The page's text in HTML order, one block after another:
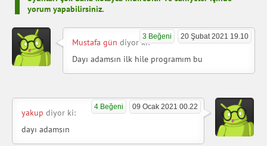
yorum yapabilirsiniz.
20 Şubat 2021 19.10
3 Beğeni
Mustafa gün diyor ki:
Dayı adamsın ilk hile programım bu
09 Ocak 2021 00.22
4 Beğeni
yakup diyor ki:
dayı adamsın